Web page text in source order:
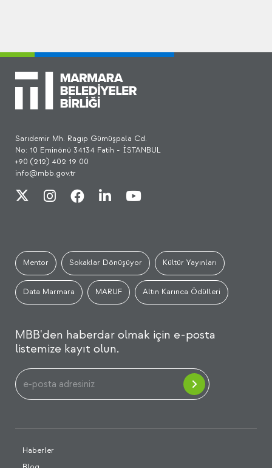
Sarıdemir Mh. Ragıp Gümüşpala Cd.
No: 10 Eminönü 34134 Fatih - İSTANBUL
+90 (212) 402 19 00
info@mbb.gov.tr
Mentor Sokaklar Dönüşüyor Kültür Yayınları
Data Marmara MARUF Altın Karınca Ödülleri
MBB'den haberdar olmak için e-posta
listemize kayıt olun.
Haberler